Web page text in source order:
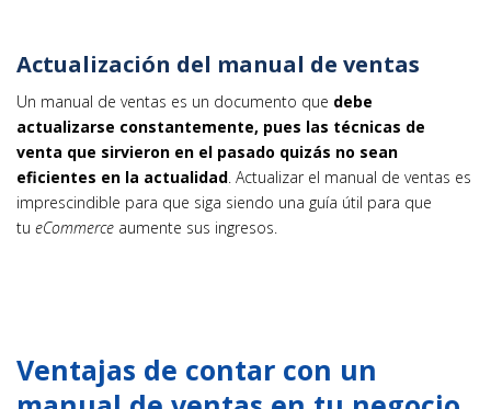
Actualización del manual de ventas
Un manual de ventas es un documento que debe
actualizarse constantemente, pues las técnicas de
venta que sirvieron en el pasado quizás no sean
eficientes en la actualidad . Actualizar el manual de ventas es
imprescindible para que siga siendo una guía útil para que
tu eCommerce aumente sus ingresos.
Ventajas de contar con un